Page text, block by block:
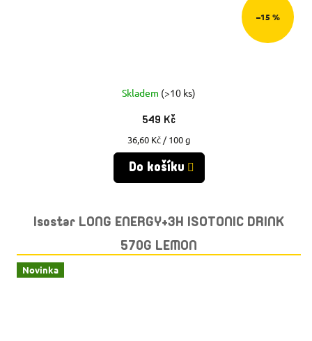
–15 %
Skladem (>10 ks)
549 Kč
Měrná
cena:
36,60 Kč / 100 g
Do košíku
Isostar LONG ENERGY+3H ISOTONIC DRINK
570G LEMON
Novinka